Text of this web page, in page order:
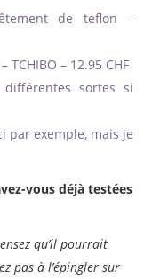
de teflon –
– 12.95 CHF
sortes si
par exemple, mais je
vous déjà testées
qu’il pourrait
pas à l’épingler sur